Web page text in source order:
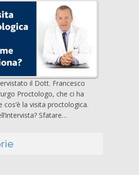
il Dott. Francesco
Proctologo, che ci ha
cos’è la visita proctologica.
Sfatare…